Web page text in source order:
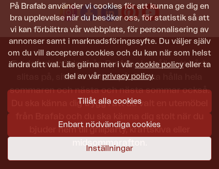
På Brafab använder vi cookies för att kunna ge dig en
bra upplevelse när du besöker oss, för statistik så att
vi kan förbättra vår webbplats, för personalisering av
annonser samt i marknadsföringssyfte. Du väljer själv
om du vill acceptera cookies och du kan när som helst
ändra ditt val. Läs gärna mer i vår cookie policy eller ta
del av vår privacy policy.
Tillåt alla cookies
Enbart nödvändiga cookies
Inställningar
Trädgårdsmöbler från Brafab ska hålla att både
slitas på, sitta i och titta på. De ska hålla hela
sommaren och nästa och nästa sommar också.
Du ska känna dig trygg i att du valt en utemöbel
bjuder hem till grillparty, kräftskiva eller